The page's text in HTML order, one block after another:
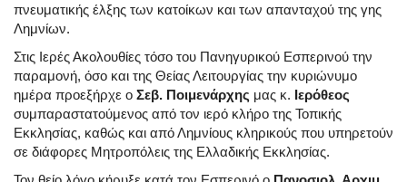
πνευματικής έλξης των κατοίκων και των απανταχού της γης
Λημνίων.
Στις Ιερές Ακολουθίες τόσο του Πανηγυρικού Εσπερινού την
παραμονή, όσο και της Θείας Λειτουργίας την κυριώνυμο
ημέρα προεξήρχε ο Σεβ. Ποιμενάρχης μας κ. Ιερόθεος
συμπαραστατούμενος από τον ιερό κλήρο της Τοπικής
Εκκλησίας, καθώς και από Λημνίους κληρικούς που υπηρετούν
σε διάφορες Μητροπόλεις της Ελλαδικής Εκκλησίας.